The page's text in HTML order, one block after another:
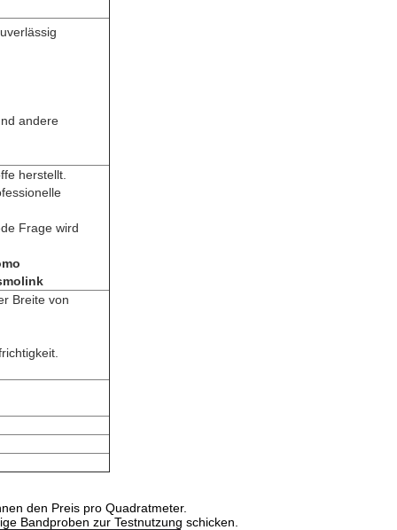
andere
herstellt.
Frage wird
Breite von
den Preis pro Quadratmeter.
Bandproben zur Testnutzung schicken.